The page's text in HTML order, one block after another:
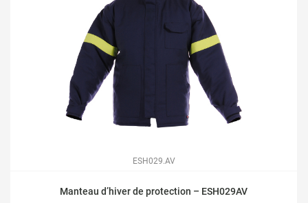
ESH029.AV
Manteau d’hiver de protection – ESH029AV